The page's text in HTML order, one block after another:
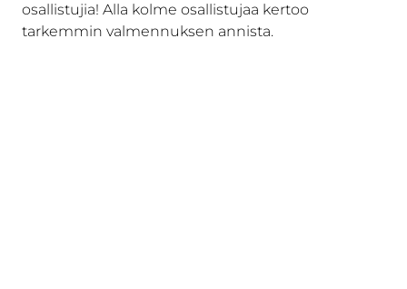
osallistujia! Alla kolme osallistujaa kertoo
tarkemmin valmennuksen annista.